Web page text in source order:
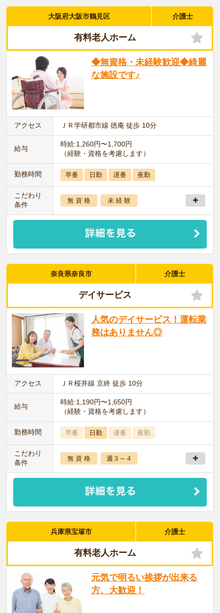
大阪府大阪市鶴見区 介護士
有料老人ホーム
◆無資格・未経験歓迎◆綺麗
な施設です♪
アクセス ＪＲ学研都市線 徳庵 徒歩 10分
給与
時給:1,260円〜1,700円
（経験・資格を考慮します）
勤務時間 早番 日勤 遅番 夜勤
こだわり
条件
無 資 格 未 経 験
奈良県奈良市 介護士
デイサービス
人気のデイサービス！運転業
務はありません◎
アクセス ＪＲ桜井線 京終 徒歩 10分
給与
時給:1,190円〜1,650円
（経験・資格を考慮します）
勤務時間 早番 日勤 遅番 夜勤
こだわり
条件
無 資 格 週３～４
兵庫県宝塚市 介護士
有料老人ホーム
元気で明るい挨拶が出来る
方、大歓迎！